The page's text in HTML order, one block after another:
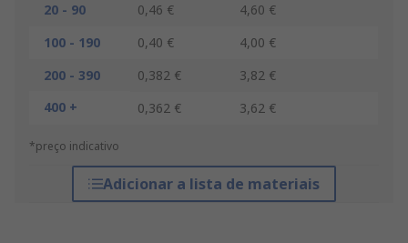
20 - 90
0,46 €
4,60 €
100 - 190
0,40 €
4,00 €
200 - 390
0,382 €
3,82 €
400 +
0,362 € 3,62 €
*preço indicativo
Adicionar a lista de materiais